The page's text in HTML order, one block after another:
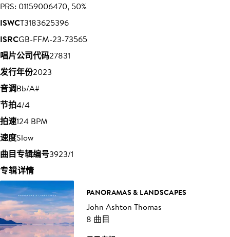
PRS: 01159006470, 50%
ISWCT3183625396
ISRCGB-FFM-23-73565
唱片公司代码27831
发行年份2023
音调Bb/A#
节拍4/4
拍速124 BPM
速度Slow
曲目专辑编号3923/1
专辑详情
PANORAMAS & LANDSCAPES
John Ashton Thomas
8 曲目